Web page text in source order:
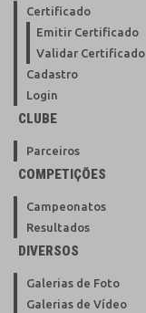
Certificado
Emitir Certificado
Validar Certificado
Cadastro
Login
CLUBE
Parceiros
COMPETIÇÕES
Campeonatos
Resultados
DIVERSOS
Galerias de Foto
Galerias de Vídeo